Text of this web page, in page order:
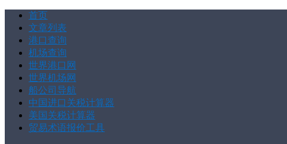
首页
文章列表
港口查询
机场查询
世界港口网
世界机场网
船公司导航
中国进口关税计算器
美国关税计算器
贸易术语报价工具